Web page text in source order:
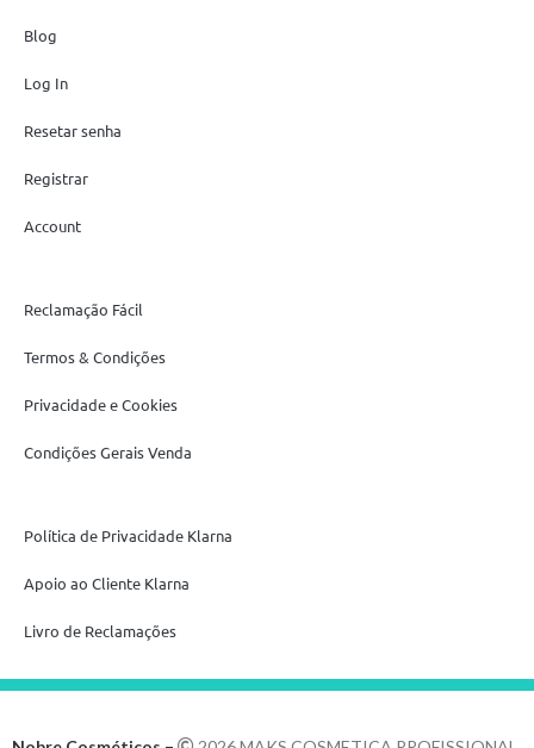
Blog
Log In
Resetar senha
Registrar
Account
Reclamação Fácil
Termos & Condições
Privacidade e Cookies
Condições Gerais Venda
Política de Privacidade Klarna
Apoio ao Cliente Klarna
Livro de Reclamações